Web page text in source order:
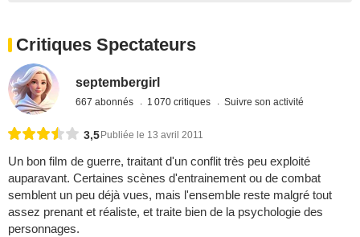
Critiques Spectateurs
septembergirl
667 abonnés 1 070 critiques Suivre son activité
3,5 Publiée le 13 avril 2011
Un bon film de guerre, traitant d'un conflit très peu exploité
auparavant. Certaines scènes d'entrainement ou de combat
semblent un peu déjà vues, mais l'ensemble reste malgré tout
assez prenant et réaliste, et traite bien de la psychologie des
personnages.